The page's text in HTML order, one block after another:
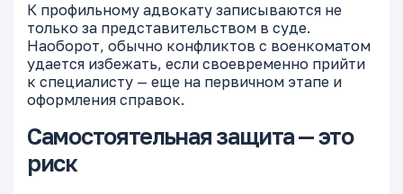
К профильному адвокату записываются не
только за представительством в суде.
Наоборот, обычно конфликтов с военкоматом
удается избежать, если своевременно прийти
к специалисту — еще на первичном этапе и
оформления справок.
Самостоятельная защита — это
риск